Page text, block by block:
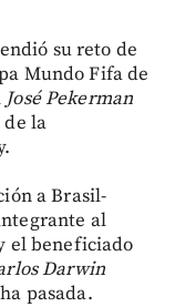
su reto de
Mundo Fifa de
José Pekerman
la
a Brasil-
al
el beneficiado
Darwin
pasada.